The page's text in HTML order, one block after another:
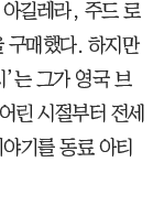
길레라, 주드 로
구매했다. 하지만
는 그가 영국 브
린 시절부터 전세
기를 동료 아티